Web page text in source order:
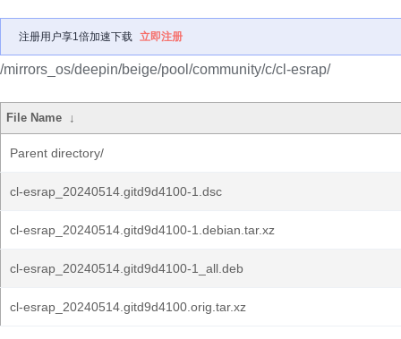
注册用户享1倍加速下载 立即注册
/mirrors_os/deepin/beige/pool/community/c/cl-esrap/
File Name ↓
Parent directory/
cl-esrap_20240514.gitd9d4100-1.dsc
cl-esrap_20240514.gitd9d4100-1.debian.tar.xz
cl-esrap_20240514.gitd9d4100-1_all.deb
cl-esrap_20240514.gitd9d4100.orig.tar.xz